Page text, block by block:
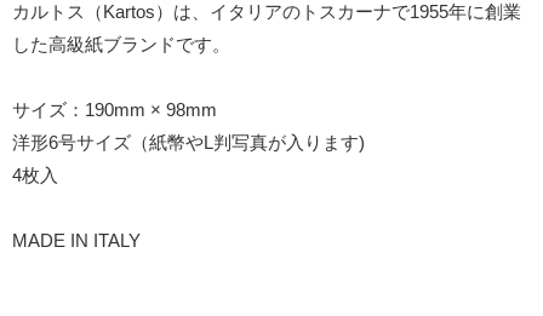
カルトス（Kartos）は、イタリアのトスカーナで1955年に創業
した高級紙ブランドです。
サイズ：190mm × 98mm
洋形6号サイズ（紙幣やL判写真が入ります)
4枚入
MADE IN ITALY